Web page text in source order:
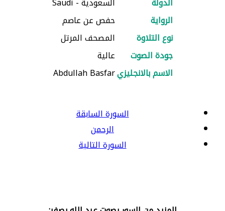
الرواية
حفص عن عاصم
نوع التلاوة
المصحف المرتل
جودة الصوت
عالية
الاسم بالانجليزيAbdullah Basfar
السورة السابقة
الرحمن
السورة التالية